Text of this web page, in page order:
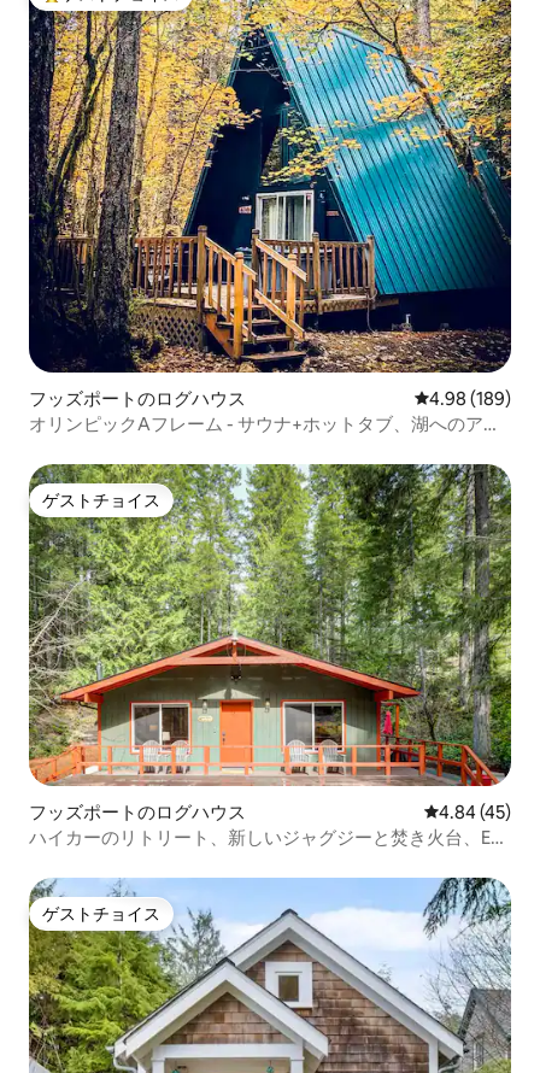
フッズポートのログハウス レビュー189
4.98 (189)
オリンピックAフレーム - サウナ+ホットタブ、湖へのアク
ゲストチョイス
ゲストチョイス
フッズポートのログハウス レビュー45
4.84 (45)
ハイカーのリトリート、新しいジャグジーと焚き火台、EV
ゲストチョイス
ゲストチョイス